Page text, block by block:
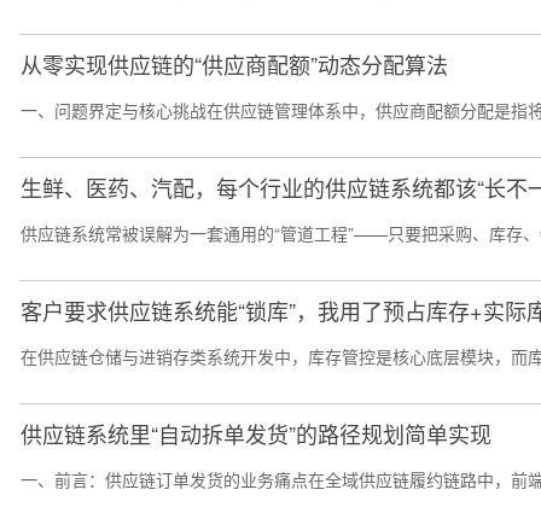
从零实现供应链的“供应商配额”动态分配算法
一、问题界定与核心挑战在供应链管理体系中，供应商配额分配是
生鲜、医药、汽配，每个行业的供应链系统都该“长不
供应链系统常被误解为一套通用的“管道工程”——只要把采购、库存
客户要求供应链系统能“锁库”，我用了预占库存+实际
在供应链仓储与进销存类系统开发中，库存管控是核心底层模块，
供应链系统里“自动拆单发货”的路径规划简单实现
一、前言：供应链订单发货的业务痛点在全域供应链履约链路中，